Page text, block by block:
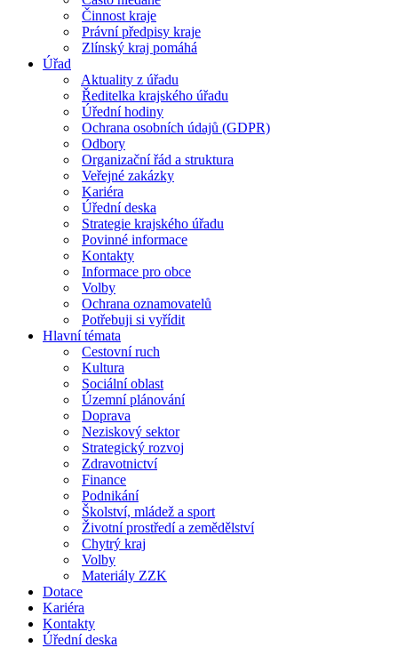
Činnost kraje
Právní předpisy kraje
Zlínský kraj pomáhá
Úřad
Aktuality z úřadu
Ředitelka krajského úřadu
Úřední hodiny
Ochrana osobních údajů (GDPR)
Odbory
Organizační řád a struktura
Veřejné zakázky
Kariéra
Úřední deska
Strategie krajského úřadu
Povinné informace
Kontakty
Informace pro obce
Volby
Ochrana oznamovatelů
Potřebuji si vyřídit
Hlavní témata
Cestovní ruch
Kultura
Sociální oblast
Územní plánování
Doprava
Neziskový sektor
Strategický rozvoj
Zdravotnictví
Finance
Podnikání
Školství, mládež a sport
Životní prostředí a zemědělství
Chytrý kraj
Volby
Materiály ZZK
Dotace
Kariéra
Kontakty
Úřední deska